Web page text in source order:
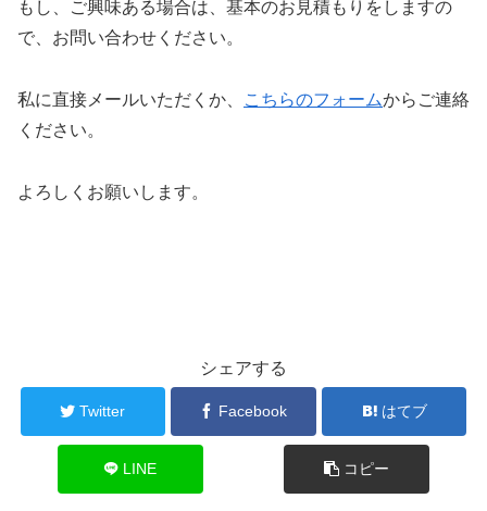
もし、ご興味ある場合は、基本のお見積もりをしますの
で、お問い合わせください。
私に直接メールいただくか、 こちらのフォームからご連絡
ください。
よろしくお願いします。
シェアする
Twitter Facebook はてブ
LINE コピー